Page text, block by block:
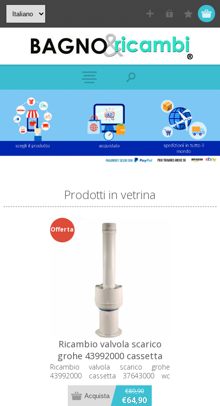
Prodotti in vetrina
Offerta
Ricambio valvola scarico
grohe 43992000 cassetta
37643000 wc start stop
Grohe
Ricambio valvola scarico grohe
43992000 cassetta 37643000 wc
start stop Grohe
€89,90
€64,90